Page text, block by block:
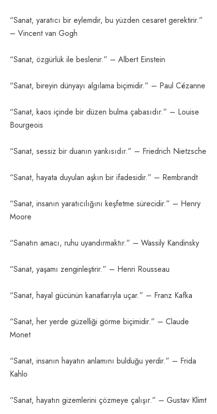
“Sanat, yaratıcı bir eylemdir, bu yüzden cesaret gerektirir.”
– Vincent van Gogh
“Sanat, özgürlük ile beslenir.” – Albert Einstein
“Sanat, bireyin dünyayı algılama biçimidir.” – Paul Cézanne
“Sanat, kaos içinde bir düzen bulma çabasıdır.” – Louise
Bourgeois
“Sanat, sessiz bir duanın yankısıdır.” – Friedrich Nietzsche
“Sanat, hayata duyulan aşkın bir ifadesidir.” – Rembrandt
“Sanat, insanın yaratıcılığını keşfetme sürecidir.” – Henry
Moore
“Sanatın amacı, ruhu uyandırmaktır.” – Wassily Kandinsky
“Sanat, yaşamı zenginleştirir.” – Henri Rousseau
“Sanat, hayal gücünün kanatlarıyla uçar.” – Franz Kafka
“Sanat, her yerde güzelliği görme biçimidir.” – Claude
Monet
“Sanat, insanın hayatın anlamını bulduğu yerdir.” – Frida
Kahlo
“Sanat, hayatın gizemlerini çözmeye çalışır.” – Gustav Klimt